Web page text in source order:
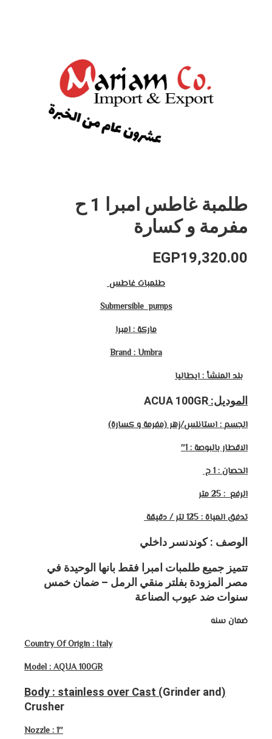
طلمبة غاطس امبرا 1 ح
مفرمة و كسارة
EGP19,320.00
طلمبات غاطس
Submersible pumps
ماركة : امبرا
Brand : Umbra
بلد المنشأ : ايطاليا
الموديل: ACUA 100GR
الجسم : استانلس/زهر (مفرمة و كسارة)
الاقطار بالبوصة : 1″
الحصان : 1 ح
الرفع : 25
متر
تدفق المياة : 125 لتر / دقيقة
الوصف : كوندنسر داخلي
تتميز جميع طلمبات امبرا فقط بانها الوحيدة في
مصر المزودة بفلتر منقي الرمل – ضمان خمس
سنوات ضد عيوب الصناعة
ضمان سنه
Country Of Origin : Italy
Model : AQUA 100GR
(Body : stainless over Cast (
Grinder and
Crusher
Nozzle : 1″